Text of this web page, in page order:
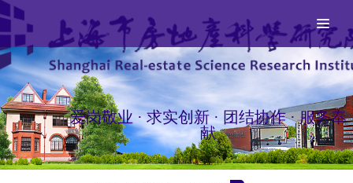
爱岗敬业 · 求实创新 · 团结协作 · 服务奉
献